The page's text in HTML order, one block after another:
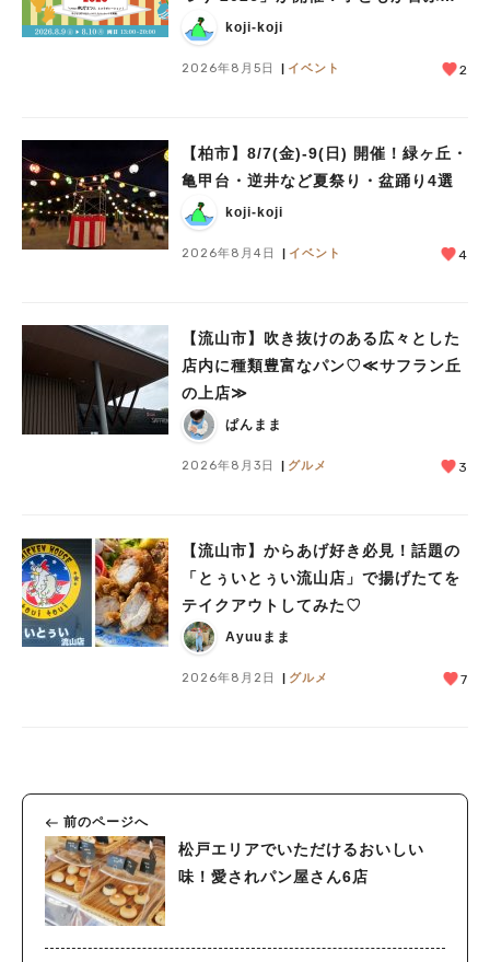
ークショップや限定ヒーローショーも
koji-koji
2026年8月5日 イベント 2
【柏市】8/7(金)‐9(日) 開催！緑ヶ丘・
亀甲台・逆井など夏祭り・盆踊り4選
koji-koji
2026年8月4日 イベント 4
【流山市】吹き抜けのある広々とした
店内に種類豊富なパン♡≪サフラン丘
の上店≫
ぱんまま
2026年8月3日 グルメ 3
【流山市】からあげ好き必見！話題の
「とぅいとぅい流山店」で揚げたてを
テイクアウトしてみた♡
Ayuuまま
2026年8月2日 グルメ 7
前のページへ
松戸エリアでいただけるおいしい
味！愛されパン屋さん6店